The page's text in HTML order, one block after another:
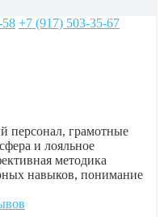
58 +7 (917) 503-35-67
персонал, грамотные
и лояльное
методика
навыков, понимание